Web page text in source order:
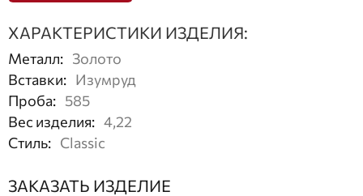
ХАРАКТЕРИСТИКИ ИЗДЕЛИЯ:
Металл: Золото
Вставки: Изумруд
Проба: 585
Вес изделия: 4,22
Стиль: Classic
ЗАКАЗАТЬ ИЗДЕЛИЕ